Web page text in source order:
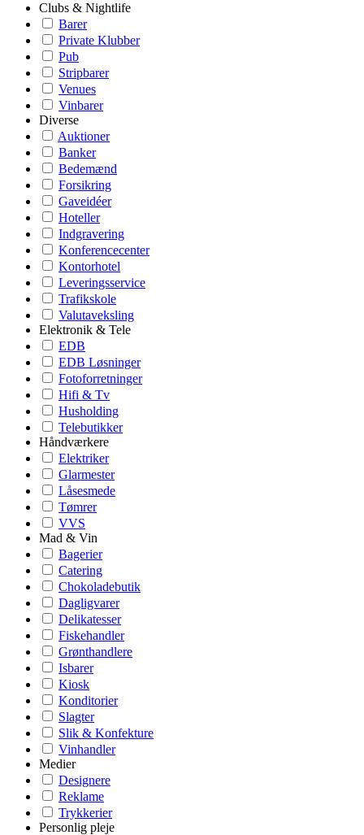
Clubs & Nightlife
Barer
Private Klubber
Pub
Stripbarer
Venues
Vinbarer
Diverse
Auktioner
Banker
Bedemænd
Forsikring
Gaveidéer
Hoteller
Indgravering
Konferencecenter
Kontorhotel
Leveringsservice
Trafikskole
Valutaveksling
Elektronik & Tele
EDB
EDB Løsninger
Fotoforretninger
Hifi & Tv
Husholding
Telebutikker
Håndværkere
Elektriker
Glarmester
Låsesmede
Tømrer
VVS
Mad & Vin
Bagerier
Catering
Chokoladebutik
Dagligvarer
Delikatesser
Fiskehandler
Grønthandlere
Isbarer
Kiosk
Konditorier
Slagter
Slik & Konfekture
Vinhandler
Medier
Designere
Reklame
Trykkerier
Personlig pleje